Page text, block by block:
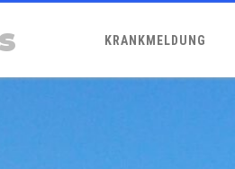
KRANKMELDUNG